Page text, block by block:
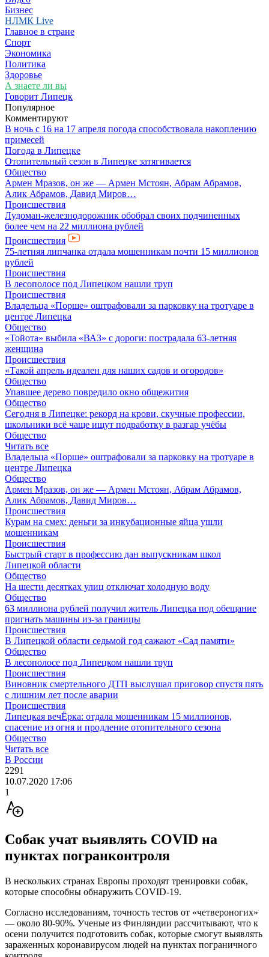
Бизнес
НЛМК Live
Главное в стране
Спорт
Экономика
Политика
Здоровье
А знаете ли вы
Говорит Липецк
Популярное
Комментируют
В ночь с 16 на 17 апреля погода способствовала накоплению
примесей
Погода в Липецке
Отопительный сезон в Липецке затягивается
Общество
Армен Мразов, он же — Армен Мстоян, Абрам Абрамов,
Алик Абрамов, Давид Миров…
Происшествия
Лудоман-железнодорожник обобрал своих подчиненных
более чем на 22 миллиона рублей
Происшествия
75-летняя липчанка отдала мошенникам почти 15 миллионов
рублей
Происшествия
В лесополосе под Липецком нашли труп
Происшествия
Владельца «Порше» оштрафовали за парковку на тротуаре в
центре Липецка
Общество
«Тойота» выбила «ВАЗ» с дороги: пострадала 63-летняя
женщина
Происшествия
«Такой апрель идеален для наших садов и огородов»
Общество
Упавшее дерево повредило окно общежития
Общество
Сегодня в Липецке: рекорд на крови, скучные профессии,
школьники всё чаще ищут подработку в разгар учёбы
Общество
Читать все
Владельца «Порше» оштрафовали за парковку на тротуаре в
центре Липецка
Общество
Армен Мразов, он же — Армен Мстоян, Абрам Абрамов,
Алик Абрамов, Давид Миров…
Происшествия
Курам на смех: деньги за инкубационные яйца ушли
мошенникам
Происшествия
Быстрый старт в профессию дан выпускникам школ
Липецкой области
Общество
На шести десятках улиц отключат холодную воду
Общество
63 миллиона рублей получил житель Липецка под обещание
пригнать машины из-за границы
Происшествия
В Липецкой области седьмой год сажают «Сад памяти»
Общество
В лесополосе под Липецком нашли труп
Происшествия
Виновник смертельного ДТП выслушал приговор спустя пять
с лишним лет после аварии
Происшествия
Липецкая вечЁрка: отдала мошенникам 15 миллионов,
спасение из огня и продление отопительного сезона
Общество
Читать все
В России
2291
10.07.2020 17:06
1
Собак учат выявлять COVID на
пунктах погранконтроля
В нескольких странах Европы проходят тренировки собак,
которые способны обнаружить COVID-19.
Согласно исследованиям, точность тестов от «четвероногих»
— около 80-90%. Ученые из Финляндии рассчитывают, что к
осени получится подготовить собак, которые смогут выявлять
зараженных коронавирусом людей на пунктах пограничного